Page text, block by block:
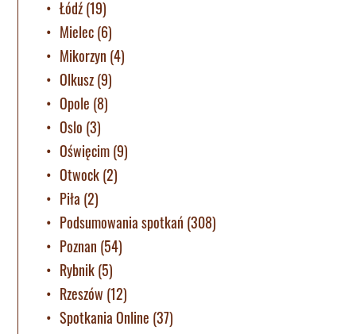
Łódź(19)
Mielec(6)
Mikorzyn (4)
Olkusz(9)
Opole (8)
Oslo (3)
Oświęcim(9)
Otwock(2)
Piła (2)
Podsumowania spotkań (308)
Poznan (54)
Rybnik(5)
Rzeszów (12)
Spotkania Online (37)